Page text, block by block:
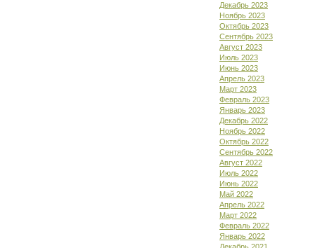
Декабрь 2023
Ноябрь 2023
Октябрь 2023
Сентябрь 2023
Август 2023
Июль 2023
Июнь 2023
Апрель 2023
Март 2023
Февраль 2023
Январь 2023
Декабрь 2022
Ноябрь 2022
Октябрь 2022
Сентябрь 2022
Август 2022
Июль 2022
Июнь 2022
Май 2022
Апрель 2022
Март 2022
Февраль 2022
Январь 2022